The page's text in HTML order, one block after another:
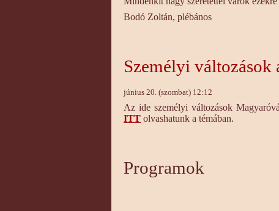
Bodó Zoltán, plébános
Személyi változások
június 20. (szombat) 12:12
Az ide személyi változások
ITT olvashatunk a témában.
Programok